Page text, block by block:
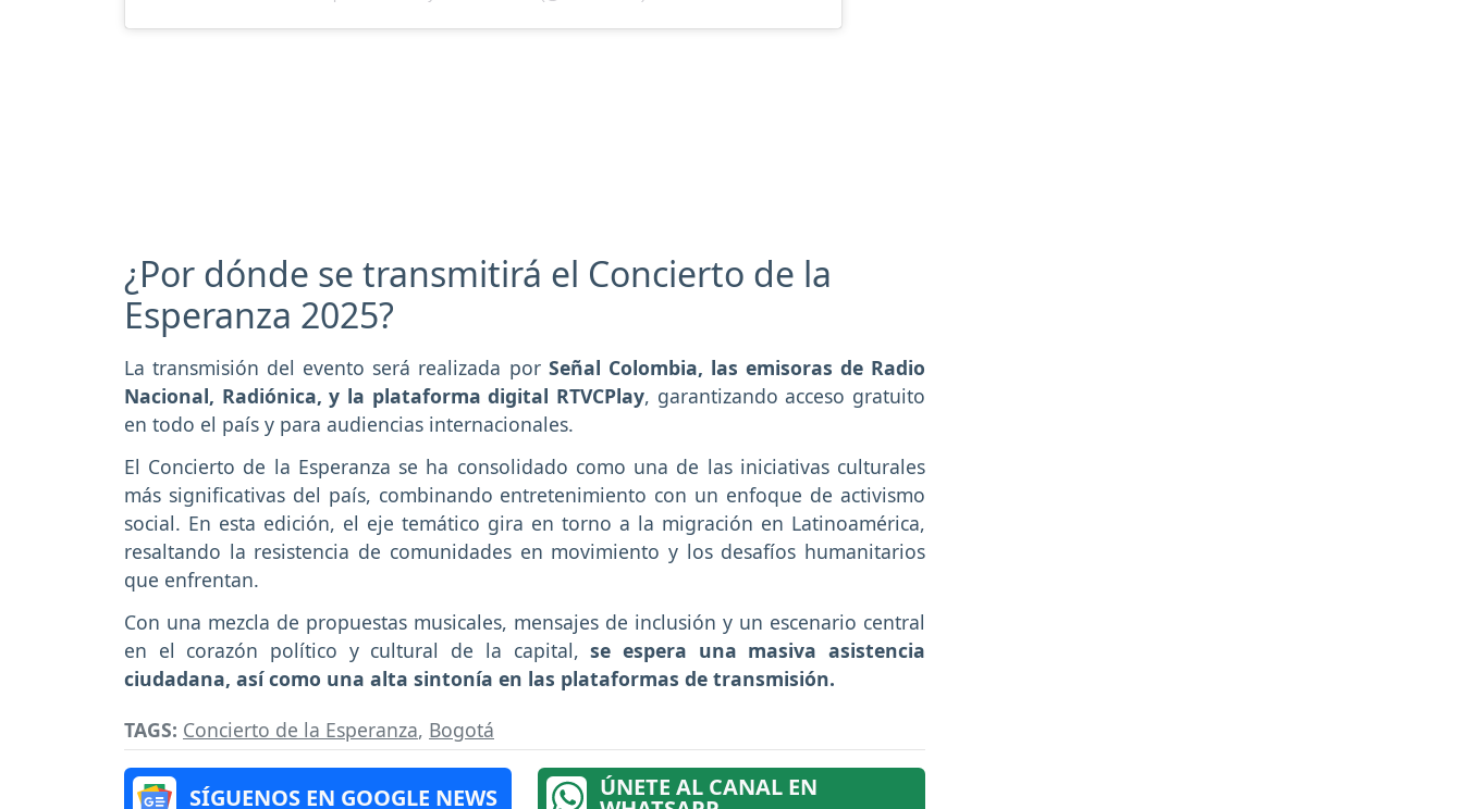
¿Por dónde se transmitirá el Concierto de la
Esperanza 2025?
La transmisión del evento será realizada por Señal Colombia, las emisoras de Radio
Nacional, Radiónica, y la plataforma digital RTVCPlay, garantizando acceso gratuito
en todo el país y para audiencias internacionales.
El Concierto de la Esperanza se ha consolidado como una de las iniciativas culturales
más significativas del país, combinando entretenimiento con un enfoque de activismo
social. En esta edición, el eje temático gira en torno a la migración en Latinoamérica,
resaltando la resistencia de comunidades en movimiento y los desafíos humanitarios
que enfrentan.
Con una mezcla de propuestas musicales, mensajes de inclusión y un escenario central
en el corazón político y cultural de la capital,se espera una masiva asistencia
ciudadana, así como una alta sintonía en las plataformas de transmisión.
TAGS: Concierto de la Esperanza, Bogotá
SÍGUENOS EN GOOGLE NEWS ÚNETE AL CANAL EN